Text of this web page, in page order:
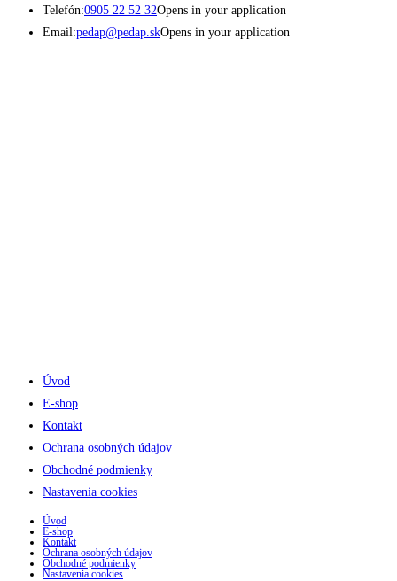
Telefón:0905 22 52 32Opens in your application
Email:pedap@pedap.skOpens in your application
Úvod
E-shop
Kontakt
Ochrana osobných údajov
Obchodné podmienky
Nastavenia cookies
Úvod
E-shop
Kontakt
Ochrana osobných údajov
Obchodné podmienky
Nastavenia cookies